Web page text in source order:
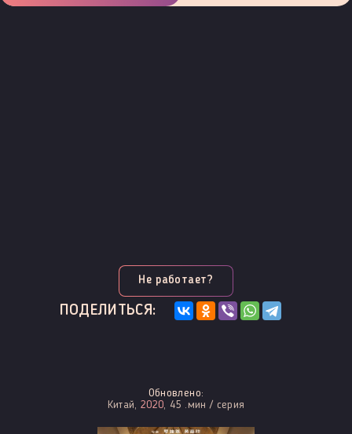
Не работает?
ПОДЕЛИТЬСЯ:
Обновлено:
Китай,2020 , 45 .мин / серия